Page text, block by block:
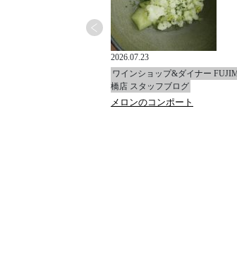
2026.07.23
ワインショップ&ダイナー
橋店 スタッフブログ
メロンのコンポート